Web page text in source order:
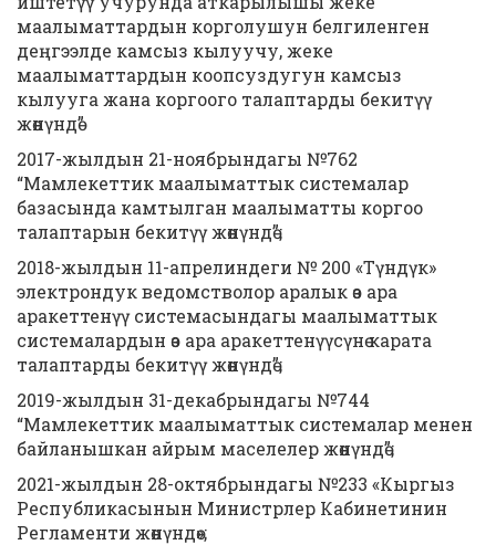
маалыматтардын корголушун белгиленген
деңгээлде камсыз кылуучу, жеке
маалыматтардын коопсуздугун камсыз
кылууга жана коргоого талаптарды бекитүү
жөнүндө”
2017-жылдын 21-ноябрындагы №762
“Мамлекеттик маалыматтык системалар
базасында камтылган маалыматты коргоо
талаптарын бекитүү жөнүндө”;
2018-жылдын 11-апрелиндеги № 200 «Түндүк»
электрондук ведомстволор аралык өз ара
аракеттенүү системасындагы маалыматтык
системалардын өз ара аракеттенүүсүнө карата
талаптарды бекитүү жөнүндө”;
2019-жылдын 31-декабрындагы №744
“Мамлекеттик маалыматтык системалар менен
байланышкан айрым маселелер жөнүндө”;
2021-жылдын 28-октябрындагы №233 «Кыргыз
Республикасынын Министрлер Кабинетинин
Регламенти жөнүндө»;